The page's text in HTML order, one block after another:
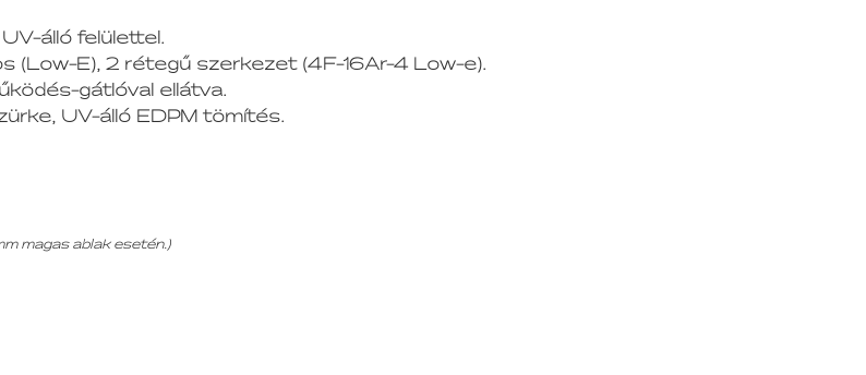
álló felülettel.
(Low-E), 2 rétegű szerkezet (4F-16Ar-4 Low-e).
gátlóval ellátva.
UV-álló EDPM tömítés.
magas ablak esetén.)